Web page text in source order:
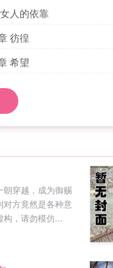
人的依靠
彷徨
希望
朝穿越，成为御赐
对方竟然是各种意
构，请勿模仿...